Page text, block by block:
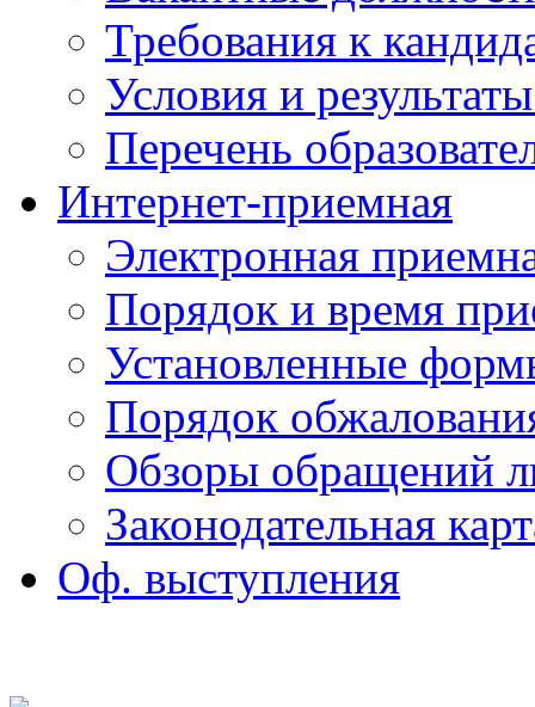
Требования к
Условия и
Перечень
Интернет-приемная
Электронная
Порядок и время
Установленные
Порядок
Обзоры обращений
Законодательная
Оф. выступления